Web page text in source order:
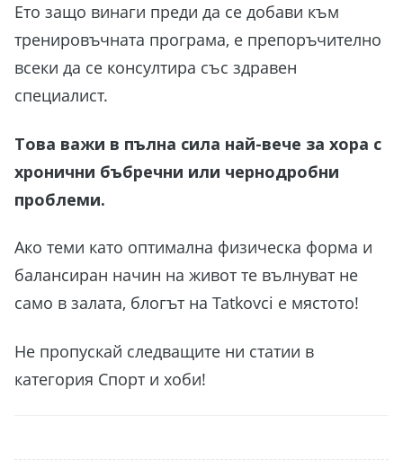
Ето защо винаги преди да се добави към
тренировъчната програма, е препоръчително
всеки да се консултира със здравен
специалист.
Това важи в пълна сила най-вече за хора с
хронични бъбречни или чернодробни
проблеми.
Ако теми като оптимална физическа форма и
балансиран начин на живот те вълнуват не
само в залата, блогът на Tatkovci е мястото!
Не пропускай следващите ни статии в
категория Спорт и хоби!